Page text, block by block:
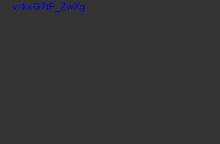
v=keG7tF_ZwXg